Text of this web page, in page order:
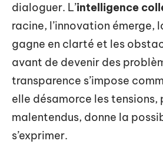
dialoguer. L’intelligence
racine, l’innovation émerge,
gagne en clarté et les
avant de devenir des
transparence s’impose
elle désamorce les tensions,
malentendus, donne la
s’exprimer.